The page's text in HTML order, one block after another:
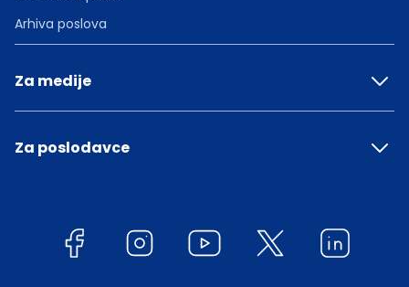
Arhiva poslova
Za medije
Za poslodavce